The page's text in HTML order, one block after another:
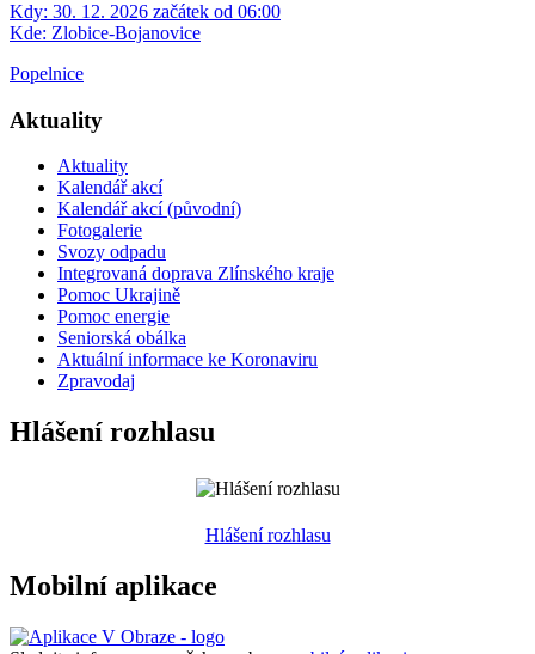
Kdy: 30. 12. 2026 začátek od 06:00
Kde: Zlobice-Bojanovice
Popelnice
Aktuality
Aktuality
Kalendář akcí
Kalendář akcí (původní)
Fotogalerie
Svozy odpadu
Integrovaná doprava Zlínského kraje
Pomoc Ukrajině
Pomoc energie
Seniorská obálka
Aktuální informace ke Koronaviru
Zpravodaj
Hlášení rozhlasu
Hlášení rozhlasu
Mobilní aplikace